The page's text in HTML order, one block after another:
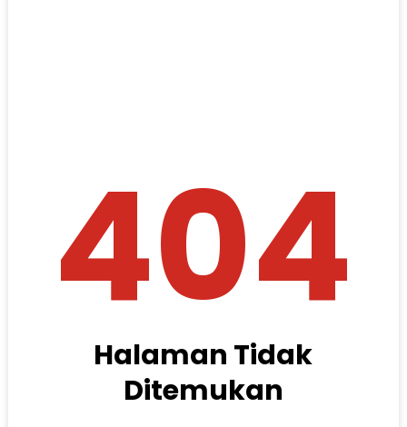
404
Halaman Tidak
Ditemukan